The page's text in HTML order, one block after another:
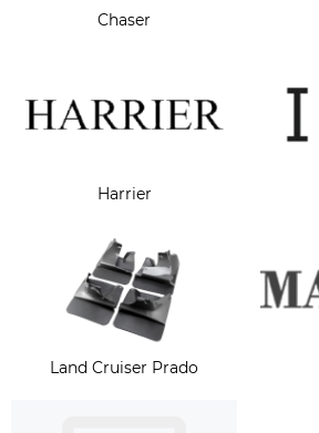
Chaser
Harrier
Land Cruiser Prado